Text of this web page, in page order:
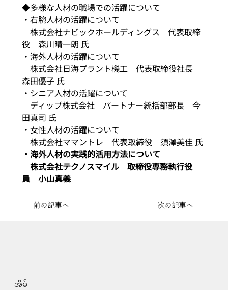
前の記事へ 次の記事へ
◆多様な人材の職場での活躍について
・右腕人材の活躍について
株式会社ナビックホールディングス　代表取締
役　森川晴一朗 氏
・海外人材の活躍について
株式会社日海プラント機工　代表取締役社長
森田優子 氏
・シニア人材の活躍について
ディップ株式会社　パートナー統括部部長　今
田真司 氏
・女性人材の活躍について
株式会社ママントレ　代表取締役　須澤美佳 氏
・海外人材の実践的活用方法について
株式会社テクノスマイル　取締役専務執行役
員　小山真義
အိမ်